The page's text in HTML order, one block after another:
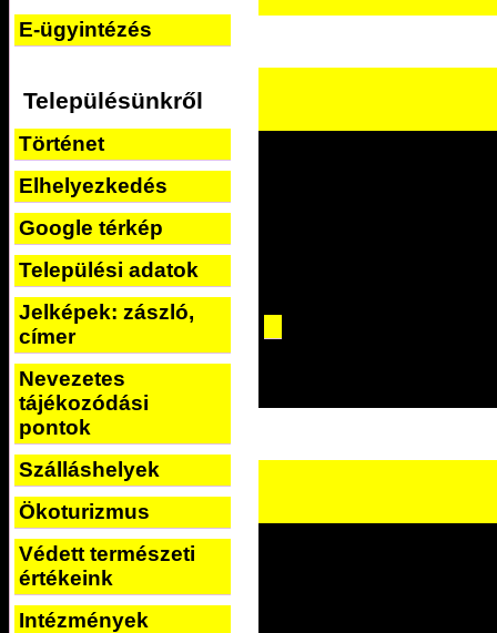
E-ügyintézés
Településünkről
Történet
Elhelyezkedés
Google térkép
Települési adatok
Jelképek: zászló,
címer
Nevezetes
tájékozódási
pontok
Szálláshelyek
Ökoturizmus
Védett természeti
értékeink
Intézmények